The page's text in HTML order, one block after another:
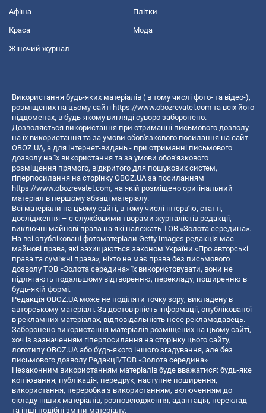
Афіша Плітки
Краса Мода
Жіночий журнал
Використання будь-яких матеріалів ( в тому числі фото- та відео-),
розміщених на цьому сайті https://www.obozrevatel.com та всіх його
піддоменах, в будь-якому вигляді суворо заборонено.
Дозволяється використання при отриманні письмового дозволу
на їх використання та за умови обов'язкового посилання на сайт
OBOZ.UA, а для інтернет-видань - при отриманні письмового
дозволу на їх використання та за умови обов'язкового
розміщення прямого, відкритого для пошукових систем,
гіперпосилання на сторінку OBOZ.UA за посиланням
https://www.obozrevatel.com, на якій розміщено оригінальний
матеріал в першому абзаці матеріалу.
Всі матеріали на цьому сайті, в тому числі інтерв’ю, статті,
дослідження – є службовими творами журналістів редакції,
виключні майнові права на які належать ТОВ «Золота середина».
На всі опубліковані фотоматеріали Getty Images редакція має
майнові права, які захищаються законом України «Про авторські
права та суміжні права», ніхто не має права без письмового
дозволу ТОВ «Золота середина» їх використовувати, вони не
підлягають подальшому відтворенню, перекладу, поширенню в
будь-якій формі.
Редакція OBOZ.UA може не поділяти точку зору, викладену в
авторському матеріалі. За достовірність інформації, опублікованої
в рекламних матеріалах, відповідальність несе рекламодавець.
Заборонено використання матеріалів розміщених на цьому сайті,
хоч із зазначенням гіперпосилання на сторінку цього сайту,
логотипу OBOZ.UA або будь-якого іншого згадування, але без
письмового дозволу Редакції/ТОВ «Золота середина»
Незаконним використанням матеріалів буде вважатися: будь-яке
копiювання, публiкацiя, передрук, наступне поширення,
використання, переробка з використанням, включенням до
складу інших матеріалів, розповсюдження, адаптація, переклад
та інші подібні зміни матеріалу.